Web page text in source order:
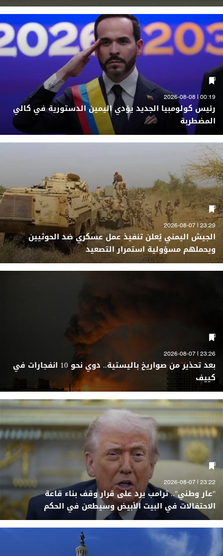
00:19 | 2026-08-08
رئيس كولومبيا الجديد يؤدي اليمين الدستورية في كالي
المضطربة
23:29 | 2026-08-07
الجيش اليمني يُعلن تنفيذ عمل عسكري ضد الحوثيين
ويحملهم مسؤولية استمرار التصعيد
23:26 | 2026-08-07
بعد تحذير من صواريخ باليستية.. دوي نحو 10 انفجارات في
كييف
23:22 | 2026-08-07
"عار وطني".. ترامب يرد على قرار وقف بناء قاعة
الاحتفالات في البيت الأبيض وسيطعن في الحكم